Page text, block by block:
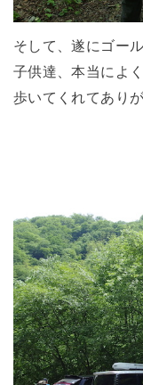
そして、遂にゴール
子供達、本当によ
歩いてくれてあり